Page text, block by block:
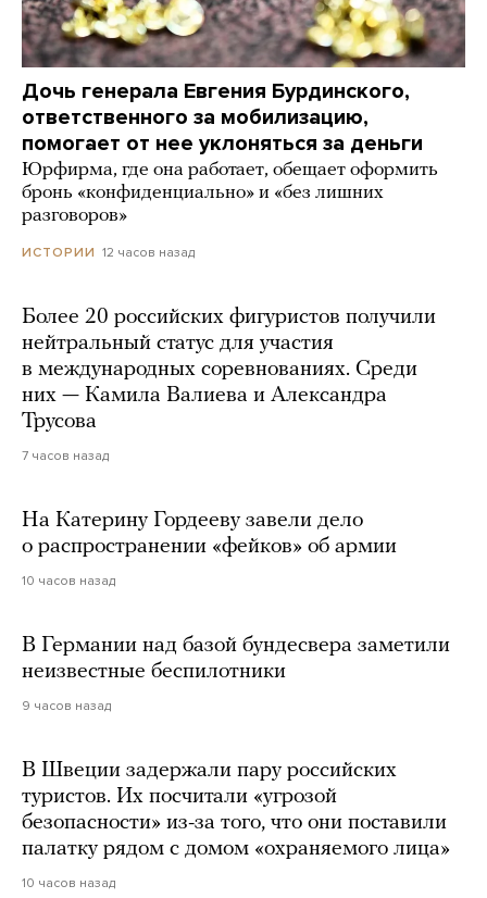
Дочь генерала Евгения Бурдинского,
ответственного за мобилизацию,
помогает от нее уклоняться за деньги
Юрфирма, где она работает, обещает оформить
бронь «конфиденциально» и «без лишних
разговоров»
ИСТОРИИ 12 часов назад
Более 20 российских фигуристов получили
нейтральный статус для участия
в международных соревнованиях. Среди
них — Камила Валиева и Александра
Трусова
7 часов назад
На Катерину Гордееву завели дело
о распространении «фейков» об армии
10 часов назад
В Германии над базой бундесвера заметили
неизвестные беспилотники
9 часов назад
В Швеции задержали пару российских
туристов. Их посчитали «угрозой
безопасности» из-за того, что они поставили
палатку рядом с домом «охраняемого лица»
10 часов назад